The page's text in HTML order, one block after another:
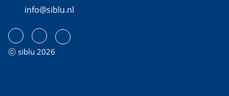
info@siblu.nl
ⓒ siblu 2026